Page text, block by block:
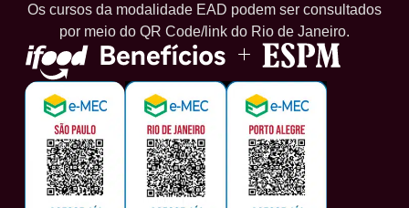
Os cursos da modalidade EAD podem ser consultados
por meio do QR Code/link do Rio de Janeiro.